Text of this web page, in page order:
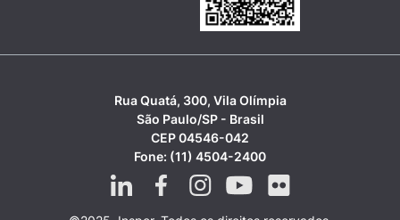
Rua Quatá, 300, Vila Olímpia
São Paulo/SP - Brasil
CEP 04546-042
Fone: (11) 4504-2400